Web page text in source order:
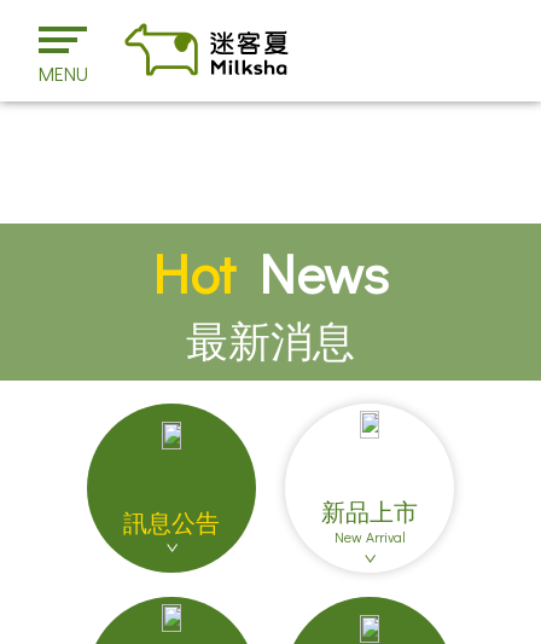
MENU
HotNews
最新消息
訊息公告 新品上市
New Arrival